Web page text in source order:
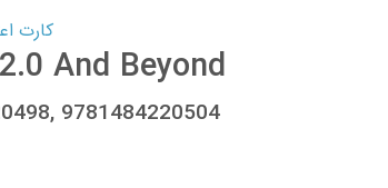
کارت اعتباری
And Beyond
9781484220504